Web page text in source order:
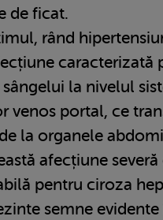
de ficat.
rând
caracterizată
la nivelul
venos portal, ce
la organele
afecțiune severă
pentru ciroza
semne